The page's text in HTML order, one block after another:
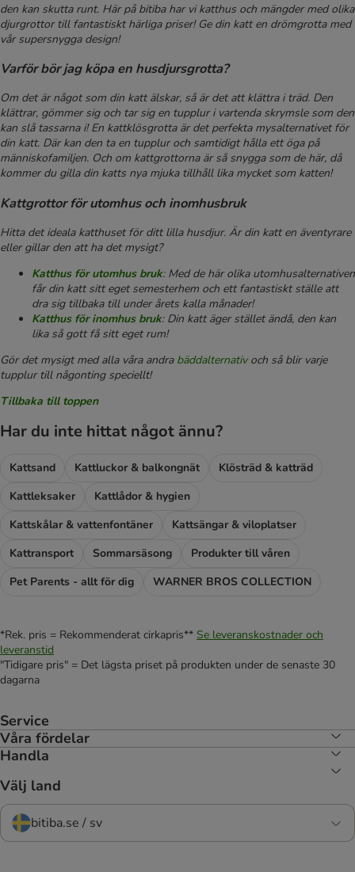
den kan skutta runt. Här på bitiba har vi katthus och mängder med olika
djurgrottor till fantastiskt härliga priser! Ge din katt en drömgrotta med
vår supersnygga design!
Varför bör jag köpa en husdjursgrotta?
Om det är något som din katt älskar, så är det att klättra i träd. Den
klättrar, gömmer sig och tar sig en tupplur i vartenda skrymsle som den
kan slå tassarna i! En kattklösgrotta är det perfekta mysalternativet för
din katt. Där kan den ta en tupplur och samtidigt hålla ett öga på
människofamiljen. Och om kattgrottorna är så snygga som de här, då
kommer du gilla din katts nya mjuka tillhåll lika mycket som katten!
Kattgrottor för utomhus och inomhusbruk
Hitta det ideala katthuset för ditt lilla husdjur. Är din katt en äventyrare
eller gillar den att ha det mysigt?
Katthus för utomhus bruk: Med de här olika utomhusalternativen
får din katt sitt eget semesterhem och ett fantastiskt ställe att
dra sig tillbaka till under årets kalla månader!
Katthus för inomhus bruk: Din katt äger stället ändå, den kan
lika så gott få sitt eget rum!
Gör det mysigt med alla våra andra bäddalternativoch så blir varje
tupplur till någonting speciellt!
Tillbaka till toppen
Har du inte hittat något ännu?
Kattsand Kattluckor & balkongnät
Klösträd & katträd
Kattleksaker
Kattlådor & hygien
Kattskålar & vattenfontäner
Kattsängar & viloplatser
Kattransport
Sommarsäsong
Produkter till våren
Pet Parents - allt för dig
WARNER BROS COLLECTION
*Rek. pris = Rekommenderat cirkapris** Se leveranskostnader och
leveranstid
"Tidigare pris" = Det lägsta priset på produkten under de senaste 30
dagarna
Service
Våra fördelar
Handla
Välj land
bitiba.se / sv